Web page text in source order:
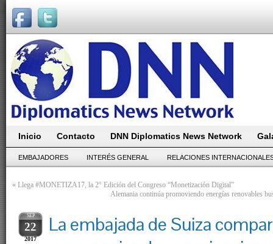
Inicio Contacto DNN Diplomatics News Network
EMBAJADORES INTERÉS GENERAL RELACIONES
« Llega #MONETIZA17, la 2° Edición del Congreso “Monetización Digital”
Alemania continúa promoviendo energías renovables
SEP
22
2017
La embajada de Suiza